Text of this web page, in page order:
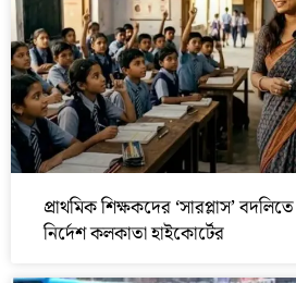
প্রাথমিক শিক্ষকদের ‘সারপ্লাস’
নির্দেশ কলকাতা হাইকোর্টের